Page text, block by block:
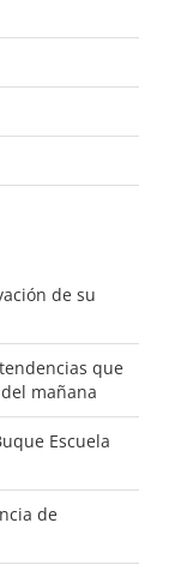
de su
que
mañana
Escuela
de